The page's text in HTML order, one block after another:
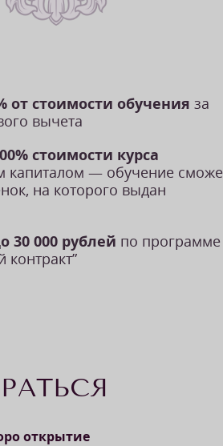
от стоимости обучения за
вычета
стоимости курса
капиталом — обучение
на которого выдан
30 000 рублей по программе
открытие